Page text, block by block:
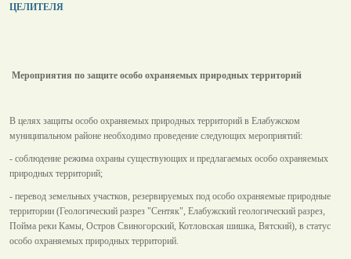
ЦЕЛИТЕЛЯ
Мероприятия по защите особо охраняемых природных территорий
В целях защиты особо охраняемых природных территорий в Елабужском
муниципальном районе необходимо проведение следующих мероприятий:
- соблюдение режима охраны существующих и предлагаемых особо охраняемых
природных территорий;
- перевод земельных участков, резервируемых под особо охраняемые природные
территории (Геологический разрез "Сентяк", Елабужский геологический разрез,
Пойма реки Камы, Остров Свиногорский, Котловская шишка, Вятский), в статус
особо охраняемых природных территорий.